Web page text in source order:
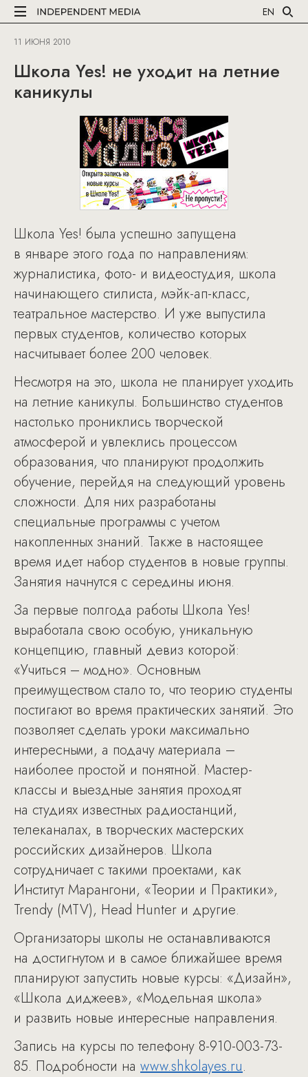
EN
11 ИЮНЯ 2010
Школа Yes! не уходит на летние
каникулы
Школа Yes! была успешно запущена
в январе этого года по направлениям:
журналистика, фото- и видеостудия, школа
начинающего стилиста, мэйк-ап-класс,
театральное мастерство. И уже выпустила
первых студентов, количество которых
насчитывает более 200 человек.
Несмотря на это, школа не планирует уходить
на летние каникулы. Большинство студентов
настолько прониклись творческой
атмосферой и увлеклись процессом
образования, что планируют продолжить
обучение, перейдя на следующий уровень
сложности. Для них разработаны
специальные программы с учетом
накопленных знаний. Также в настоящее
время идет набор студентов в новые группы.
Занятия начнутся с середины июня.
За первые полгода работы Школа Yes!
выработала свою особую, уникальную
концепцию, главный девиз которой:
«Учиться – модно». Основным
преимуществом стало то, что теорию студенты
постигают во время практических занятий. Это
позволяет сделать уроки максимально
интересными, а подачу материала –
наиболее простой и понятной. Мастер-
классы и выездные занятия проходят
на студиях известных радиостанций,
телеканалах, в творческих мастерских
российских дизайнеров. Школа
сотрудничает с такими проектами, как
Институт Марангони, «Теории и Практики»,
Trendy (MTV), Head Hunter и другие.
Организаторы школы не останавливаются
на достигнутом и в самое ближайшее время
планируют запустить новые курсы: «Дизайн»,
«Школа диджеев», «Модельная школа»
и развить новые интересные направления.
Запись на курсы по телефону 8-910-003-73-
85. Подробности на www.shkolayes.ru.